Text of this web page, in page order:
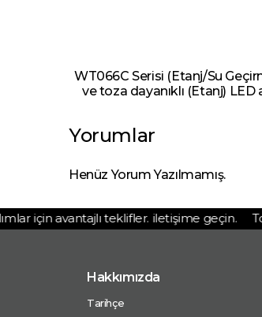
WT066C Serisi (Etanj/Su
ve toza dayanıklı (Etanj)
Yorumlar
Henüz Yorum Yazılmamış.
için avantajlı teklifler. iletişime geçin.
Hakkımızda
Tarihçe